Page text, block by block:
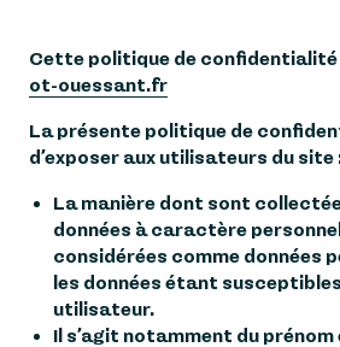
Cette politique de confidentialité
ot-ouessant.fr
La présente politique de
d’exposer aux utilisateurs du site
La manière dont sont
données à caractère
considérées comme données
les données étant
utilisateur.
Il s’agit notamment du prénom